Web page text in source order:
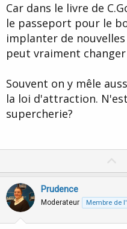
Car dans le livre de
le passeport pour le
implanter de
peut vraiment
Souvent on y mêle
la loi d'attraction.
supercherie?
Prudence
Moderateur Membre de